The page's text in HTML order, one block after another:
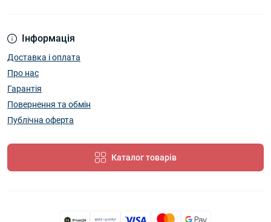
Інформація
Доставка і оплата
Про нас
Гарантія
Повернення та обмін
Публічна оферта
Каталог товарів